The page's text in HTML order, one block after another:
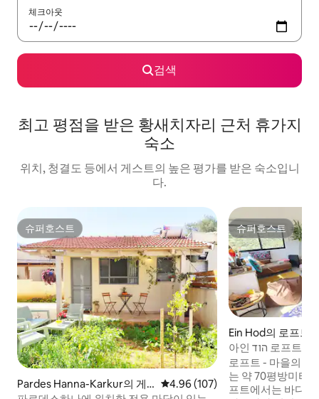
체크아웃
검색
최고 평점을 받은 황새치자리 근처 휴가지
숙소
위치, 청결도 등에서 게스트의 높은 평가를 받은 숙소입니
다.
슈퍼호스트
슈퍼호스트
Pardes Hanna-Karkur의 게
평점 4.96점(5점 만점), 후기 107
4.96 (107)
슈퍼호스트
슈퍼호스트
Ein Hod의 로프트
아인 הוד 로프트 70㎡ 바다와 산의 마법 같
은 장엄한 파노라
로프트 - 마을의 특
는 약 70평방미터
프트에서는 바다